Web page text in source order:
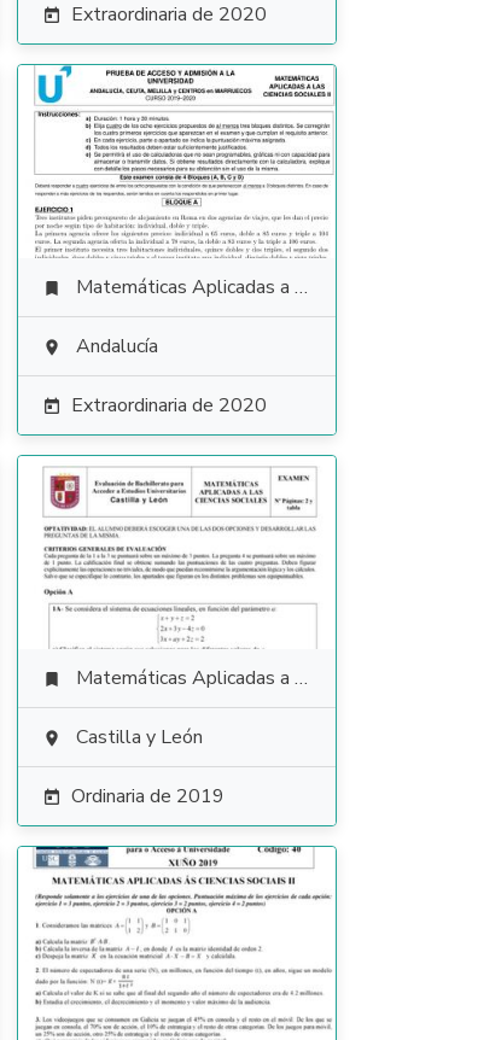
 Extraordinaria de 2020
 Matemáticas Aplicadas a las Ciencias Sociales
 Andalucía
 Extraordinaria de 2020
 Matemáticas Aplicadas a las Ciencias Sociales
 Castilla y León
 Ordinaria de 2019